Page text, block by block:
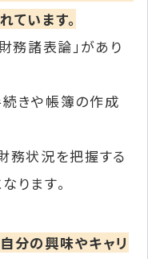
ています。
務諸表論」があり
きや帳簿の作成
務状況を把握する
ります。
分の興味やキャリ